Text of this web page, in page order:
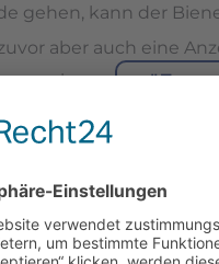
gehen, kann der
aber auch eine
eigene
Veränderungen
Amtes für
Adresse des Imkers